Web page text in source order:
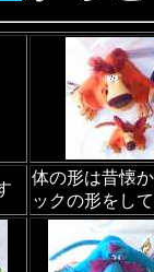
体の形は昔懐
ックの形をし